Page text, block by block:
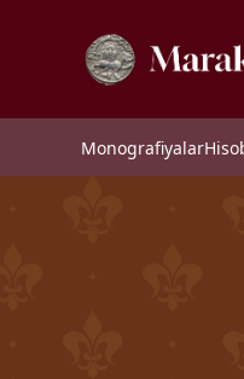
Monografiyalar